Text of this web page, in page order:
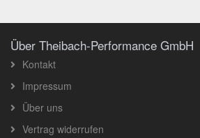
Über Theibach-Performance GmbH
Kontakt
Impressum
Über uns
Vertrag widerrufen